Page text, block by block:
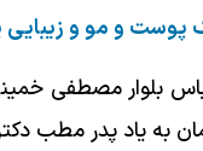
امتیاز درج
پوست و مو و زیبایی
بلوار مصطفی
به یاد پدر مطب دکتر